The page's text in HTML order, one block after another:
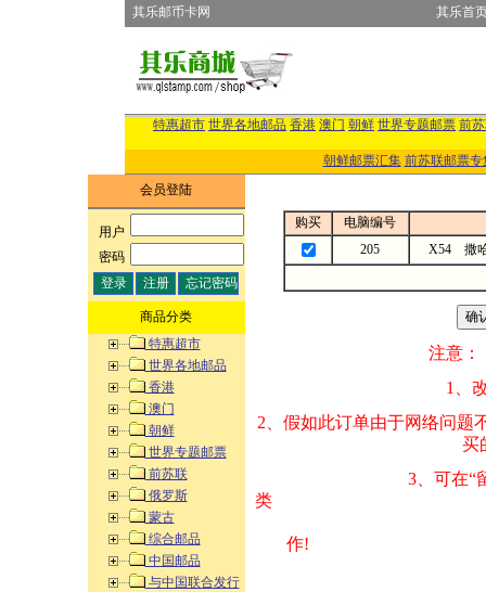
其乐邮币卡网 其乐首
特惠超市 世界各地邮品 香港 澳门 朝鲜 世界专题邮票 前
朝鲜邮票汇集 前苏联邮票专
会员登陆
用户:
密码:
商品分类
特惠超市
世界各地邮品
香港
澳门
朝鲜
世界专题邮票
前苏联
俄罗斯
蒙古
综合邮品
中国邮品
与中国联合发行
购买
电脑编号
205
X54 撒
注意：
1、改变商品数量
2、假如此订单由
买的邮品的“
3、可在“
类 方式告之
作!